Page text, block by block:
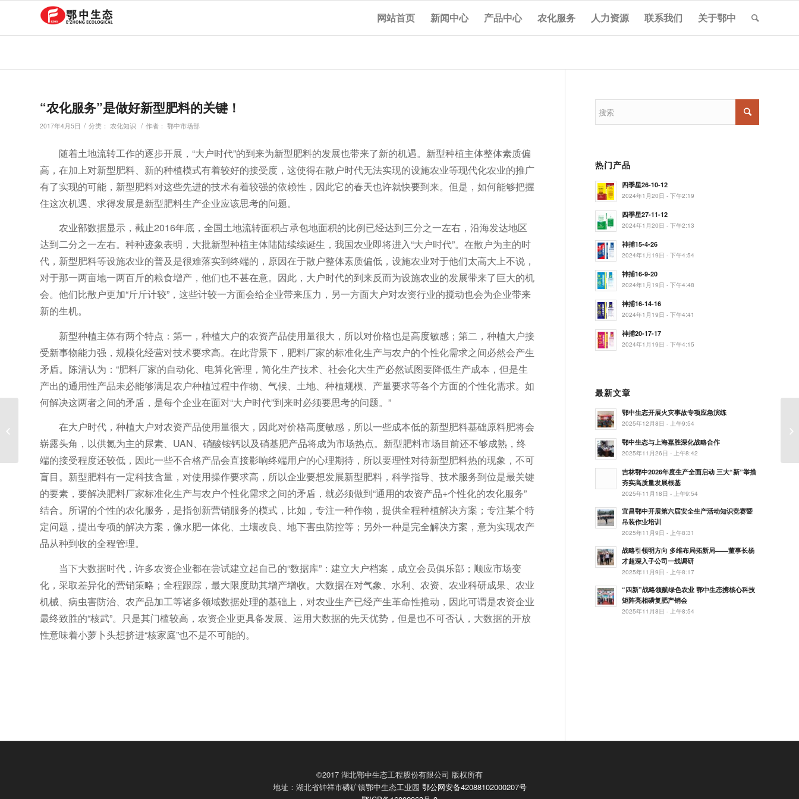
网站首页 新闻中心 产品中心 农化服务 人力资源 联系我们 关于鄂中
“农化服务”是做好新型肥料的关键！
2017年4月5日 / 分类： 农化知识 / 作者： 鄂中市场部
随着土地流转工作的逐步开展，“大户时代”的到来为新型肥料的发展也带来了新的机遇。新型种植主体整体素质偏
高，在加上对新型肥料、新的种植模式有着较好的接受度，这使得在散户时代无法实现的设施农业等现代化农业的推广
有了实现的可能，新型肥料对这些先进的技术有着较强的依赖性，因此它的春天也许就快要到来。但是，如何能够把握
住这次机遇、求得发展是新型肥料生产企业应该思考的问题。
农业部数据显示，截止2016年底，全国土地流转面积占承包地面积的比例已经达到三分之一左右，沿海发达地区
达到二分之一左右。种种迹象表明，大批新型种植主体陆陆续续诞生，我国农业即将进入“大户时代”。在散户为主的时
代，新型肥料等设施农业的普及是很难落实到终端的，原因在于散户整体素质偏低，设施农业对于他们太高大上不说，
对于那一两亩地一两百斤的粮食增产，他们也不甚在意。因此，大户时代的到来反而为设施农业的发展带来了巨大的机
会。他们比散户更加“斤斤计较”，这些计较一方面会给企业带来压力，另一方面大户对农资行业的搅动也会为企业带来
新的生机。
新型种植主体有两个特点：第一，种植大户的农资产品使用量很大，所以对价格也是高度敏感；第二，种植大户接
受新事物能力强，规模化经营对技术要求高。在此背景下，肥料厂家的标准化生产与农户的个性化需求之间必然会产生
矛盾。陈清认为：“肥料厂家的自动化、电算化管理，简化生产技术、社会化大生产必然试图要降低生产成本，但是生
产出的通用性产品未必能够满足农户种植过程中作物、气候、土地、种植规模、产量要求等各个方面的个性化需求。如
何解决这两者之间的矛盾，是每个企业在面对“大户时代”到来时必须要思考的问题。”
在大户时代，种植大户对农资产品使用量很大，因此对价格高度敏感，所以一些成本低的新型肥料基础原料肥将会
崭露头角，以供氮为主的尿素、UAN、硝酸铵钙以及硝基肥产品将成为市场热点。新型肥料市场目前还不够成熟，终
端的接受程度还较低，因此一些不合格产品会直接影响终端用户的心理期待，所以要理性对待新型肥料热的现象，不可
盲目。新型肥料有一定科技含量，对使用操作要求高，所以企业要想发展新型肥料，科学指导、技术服务到位是最关键
的要素，要解决肥料厂家标准化生产与农户个性化需求之间的矛盾，就必须做到“通用的农资产品+个性化的农化服务”
结合。所谓的个性的农化服务，是指创新营销服务的模式，比如，专注一种作物，提供全程种植解决方案；专注某个特
定问题，提出专项的解决方案，像水肥一体化、土壤改良、地下害虫防控等；另外一种是完全解决方案，意为实现农产
品从种到收的全程管理。
当下大数据时代，许多农资企业都在尝试建立起自己的“数据库”：建立大户档案，成立会员俱乐部；顺应市场变
化，采取差异化的营销策略；全程跟踪，最大限度助其增产增收。大数据在对气象、水利、农资、农业科研成果、农业
机械、病虫害防治、农产品加工等诸多领域数据处理的基础上，对农业生产已经产生革命性推动，因此可谓是农资企业
最终致胜的“核武”。只是其门槛较高，农资企业更具备发展、运用大数据的先天优势，但是也不可否认，大数据的开放
性意味着小萝卜头想挤进“核家庭”也不是不可能的。
热门产品
四季星26-10-12
2024年1月20日 - 下午2:19
四季星27-11-12
2024年1月20日 - 下午2:13
神捕15-4-26
2024年1月19日 - 下午4:54
神捕16-9-20
2024年1月19日 - 下午4:48
神捕16-14-16
2024年1月19日 - 下午4:41
神捕20-17-17
2024年1月19日 - 下午4:15
最新文章
鄂中生态开展火灾事故专项应急演练
2025年12月8日 - 上午9:54
鄂中生态与上海嘉胜深化战略合作
2025年11月26日 - 上午8:42
吉林鄂中2026年度生产全面启动 三大“新”举措
夯实高质量发展根基
2025年11月18日 - 上午9:54
宜昌鄂中开展第六届安全生产活动知识竞赛暨
吊装作业培训
2025年11月9日 - 上午8:31
战略引领明方向 多维布局拓新局——董事长杨
才超深入子公司一线调研
2025年11月9日 - 上午8:17
“四新”战略领航绿色农业 鄂中生态携核心科技
矩阵亮相磷复肥产销会
2025年11月8日 - 上午8:54
©2017 湖北鄂中生态工程股份有限公司 版权所有
地址：湖北省钟祥市磷矿镇鄂中生态工业园 鄂公网安备42088102000207号
花生高产施肥技术